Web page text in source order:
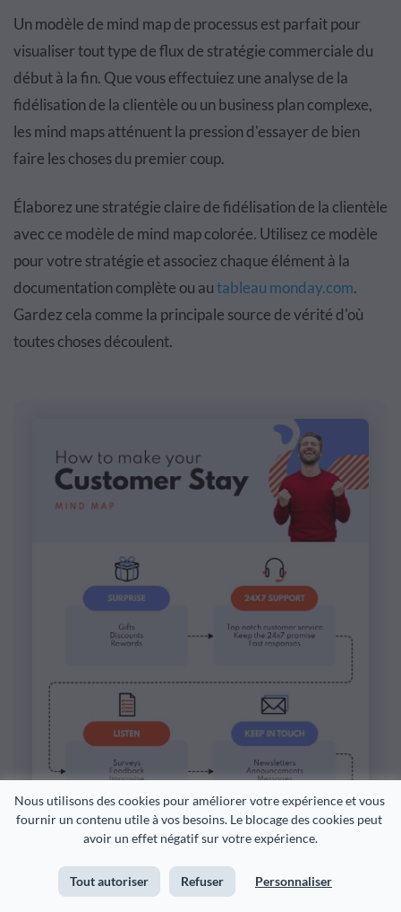
Nous utilisons des cookies pour améliorer votre expérience et vous
fournir un contenu utile à vos besoins. Le blocage des cookies peut
avoir un effet négatif sur votre expérience.
Tout autoriser Refuser Personnaliser
Un modèle de mind map de processus est parfait pour
visualiser tout type de flux de stratégie commerciale du
début à la fin. Que vous effectuiez une analyse de la
fidélisation de la clientèle ou un business plan complexe,
les mind maps atténuent la pression d'essayer de bien
faire les choses du premier coup.
Élaborez une stratégie claire de fidélisation de la clientèle
avec ce modèle de mind map colorée. Utilisez ce modèle
pour votre stratégie et associez chaque élément à la
documentation complète ou autableau monday.com.
Gardez cela comme la principale source de vérité d'où
toutes choses découlent.